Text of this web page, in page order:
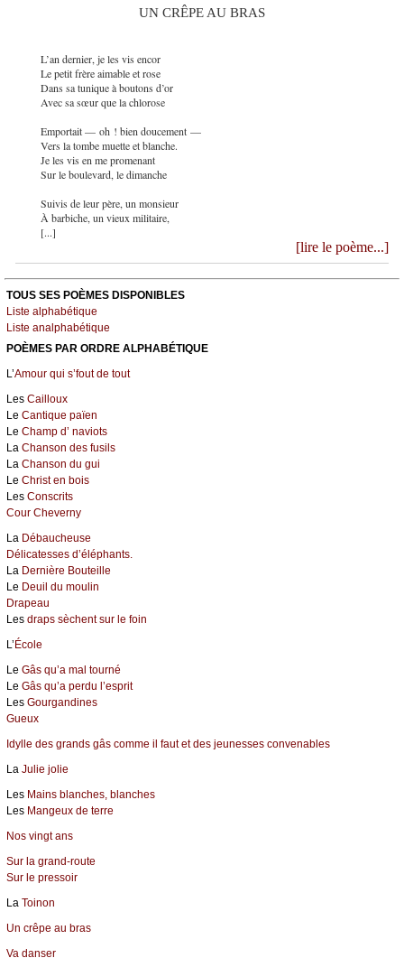
UN CRÊPE AU BRAS
L’an dernier, je les vis encor
Le petit frère aimable et rose
Dans sa tunique à boutons d’or
Avec sa sœur que la chlorose
Emportait — oh ! bien doucement —
Vers la tombe muette et blanche.
Je les vis en me promenant
Sur le boulevard, le dimanche
Suivis de leur père, un monsieur
À barbiche, un vieux militaire,
[...]
[lire le poème...]
TOUS SES POÈMES DISPONIBLES
Liste alphabétique
Liste analphabétique
POÈMES PAR ORDRE ALPHABÉTIQUE
L’Amour qui s’fout de tout
Les Cailloux
Le Cantique païen
Le Champ d’ naviots
La Chanson des fusils
La Chanson du gui
Le Christ en bois
Les Conscrits
Cour Cheverny
La Débaucheuse
Délicatesses d’éléphants.
La Dernière Bouteille
Le Deuil du moulin
Drapeau
Les draps sèchent sur le foin
L’École
Le Gâs qu’a mal tourné
Le Gâs qu’a perdu l’esprit
Les Gourgandines
Gueux
Idylle des grands gâs comme il faut et des jeunesses convenables
La Julie jolie
Les Mains blanches, blanches
Les Mangeux de terre
Nos vingt ans
Sur la grand-route
Sur le pressoir
La Toinon
Un crêpe au bras
Va danser